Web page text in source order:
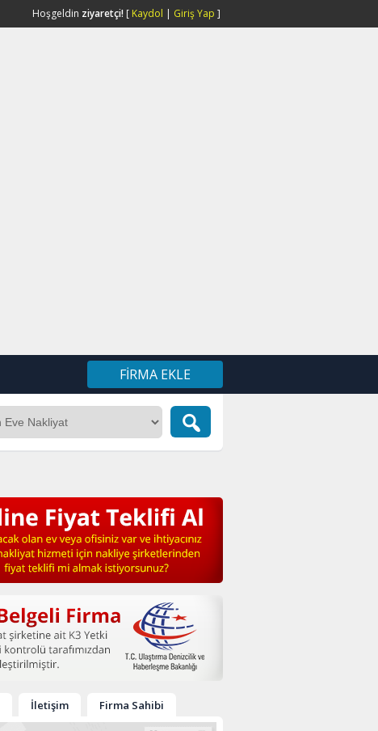
Hoşgeldin ziyaretçi! [ Kaydol | Giriş Yap ]
FIRMA EKLE
İletişim Firma Sahibi